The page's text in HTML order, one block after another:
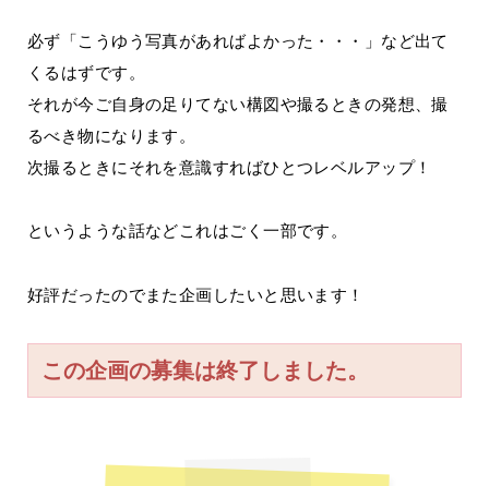
必ず「こうゆう写真があればよかった・・・」など出て
くるはずです。
それが今ご自身の足りてない構図や撮るときの発想、撮
るべき物になります。
次撮るときにそれを意識すればひとつレベルアップ！
というような話などこれはごく一部です。
好評だったのでまた企画したいと思います！
この企画の募集は終了しました。